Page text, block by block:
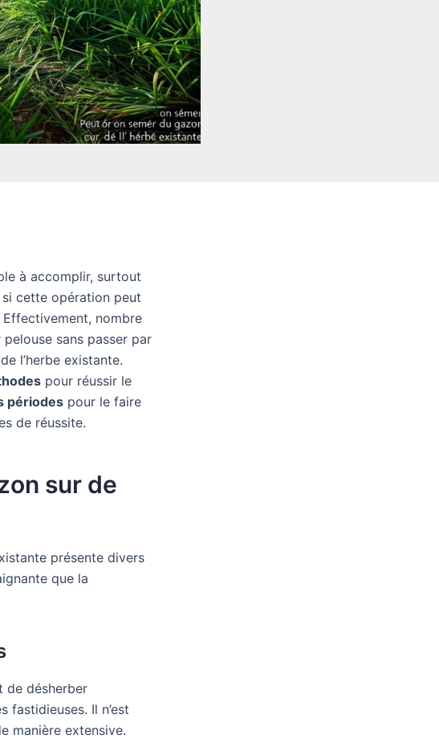
à accomplir, surtout
cette opération peut
Effectivement, nombre
sans passer par
l’herbe existante.
pour réussir le
périodes pour le faire
de réussite.
sur de
présente divers
que la
de désherber
fastidieuses. Il n’est
manière extensive.